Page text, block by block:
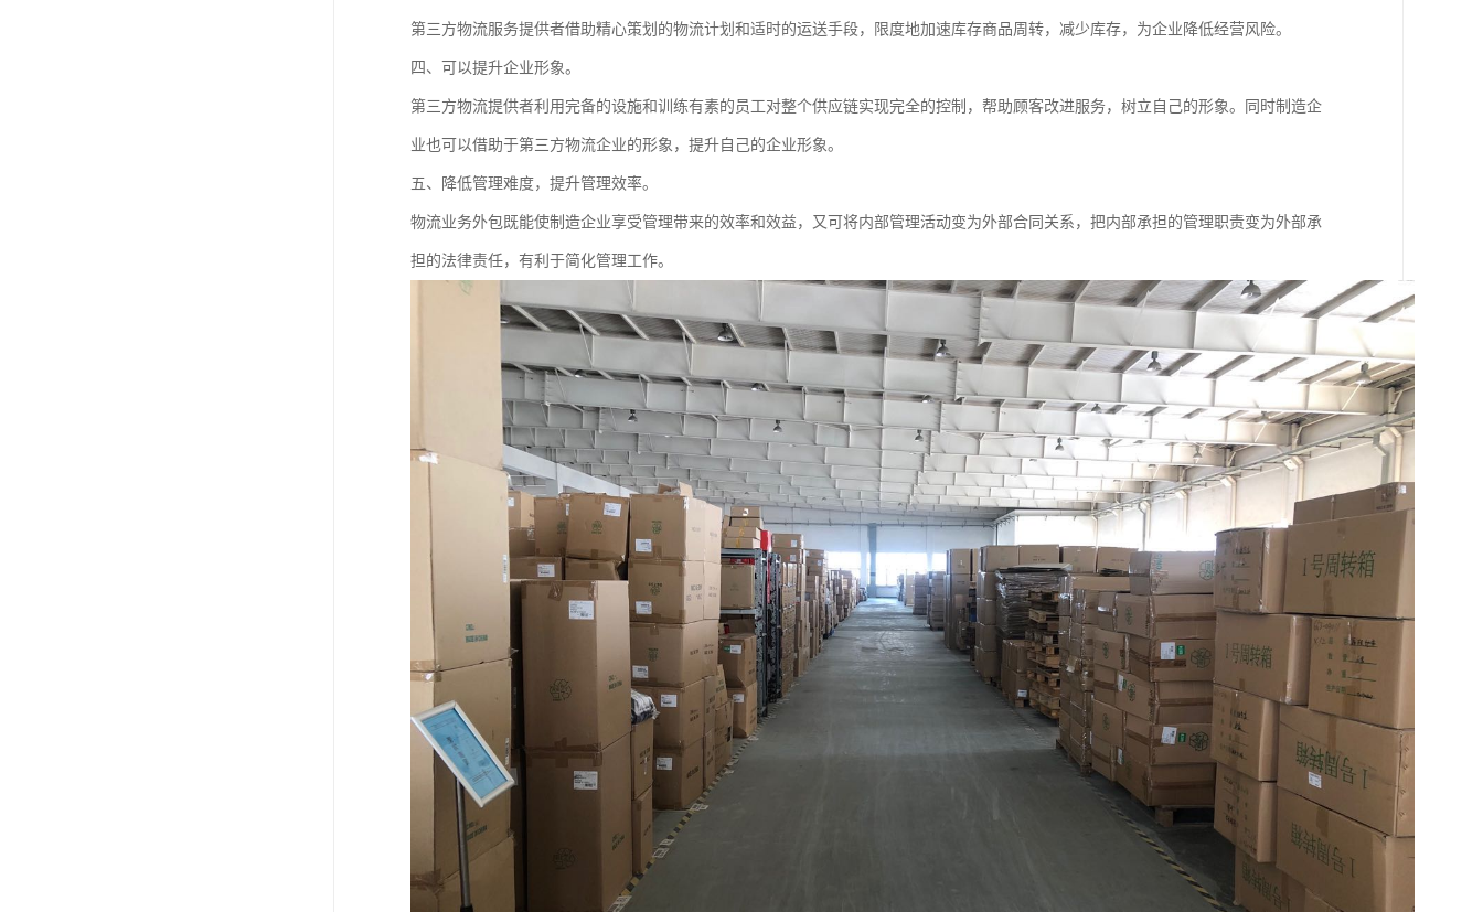
第三方物流服务提供者借助精心策划的物流计划和适时的运送手段，限度地加速库存商品周转，减少库存，为企业降低经营风险。
四、可以提升企业形象。
第三方物流提供者利用完备的设施和训练有素的员工对整个供应链实现完全的控制，帮助顾客改进服务，树立自己的形象。同时制造企
业也可以借助于第三方物流企业的形象，提升自己的企业形象。
五、降低管理难度，提升管理效率。
物流业务外包既能使制造企业享受管理带来的效率和效益，又可将内部管理活动变为外部合同关系，把内部承担的管理职责变为外部承
担的法律责任，有利于简化管理工作。